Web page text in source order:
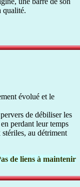
qualité.
évolué et le
de débiliser les
perdant leur temps
au détriment
de liens à maintenir